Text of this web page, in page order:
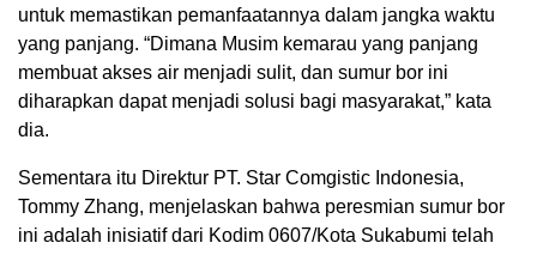
untuk memastikan pemanfaatannya dalam jangka waktu
yang panjang. “Dimana Musim kemarau yang panjang
membuat akses air menjadi sulit, dan sumur bor ini
diharapkan dapat menjadi solusi bagi masyarakat,” kata
dia.
Sementara itu Direktur PT. Star Comgistic Indonesia,
Tommy Zhang, menjelaskan bahwa peresmian sumur bor
ini adalah inisiatif dari Kodim 0607/Kota Sukabumi telah